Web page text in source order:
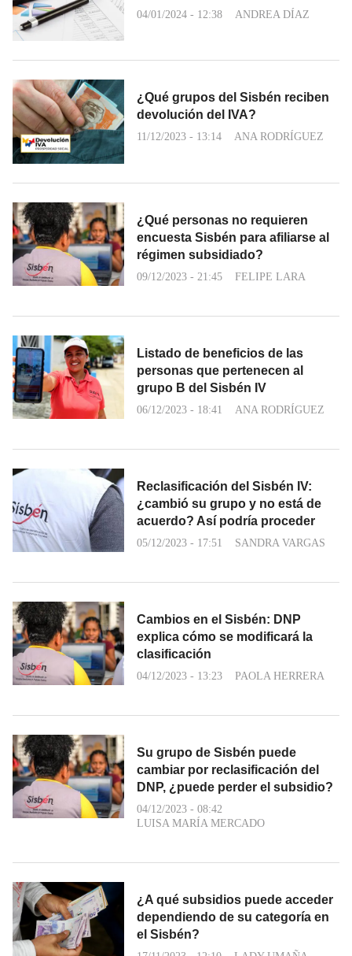
04/01/2024 - 12:38 ANDREA DÍAZ
¿Qué grupos del Sisbén reciben
devolución del IVA?
11/12/2023 - 13:14 ANA RODRÍGUEZ
¿Qué personas no requieren
encuesta Sisbén para afiliarse al
régimen subsidiado?
09/12/2023 - 21:45 FELIPE LARA
Listado de beneficios de las
personas que pertenecen al
grupo B del Sisbén IV
06/12/2023 - 18:41 ANA RODRÍGUEZ
Reclasificación del Sisbén IV:
¿cambió su grupo y no está de
acuerdo? Así podría proceder
05/12/2023 - 17:51 SANDRA VARGAS
Cambios en el Sisbén: DNP
explica cómo se modificará la
clasificación
04/12/2023 - 13:23 PAOLA HERRERA
Su grupo de Sisbén puede
cambiar por reclasificación del
DNP, ¿puede perder el subsidio?
04/12/2023 - 08:42
LUISA MARÍA MERCADO
¿A qué subsidios puede acceder
dependiendo de su categoría en
el Sisbén?